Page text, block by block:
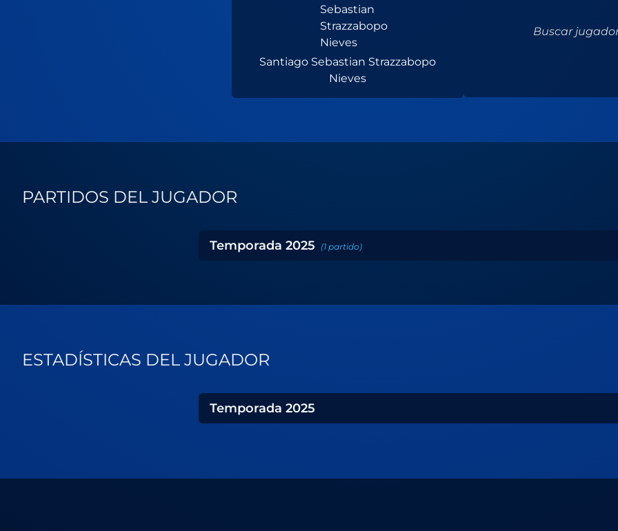
Santiago Sebastian Strazzabopo
Nieves
Buscar
PARTIDOS DEL JUGADOR
Temporada 2025 (1 partido)
ESTADÍSTICAS DEL JUGADOR
Temporada 2025